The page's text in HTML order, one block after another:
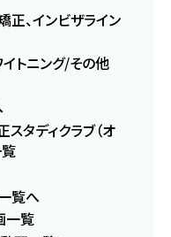
正、インビザライン
トニング/その他
タディクラブ（オ
覧へ
一覧